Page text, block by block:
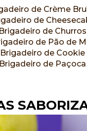
de Crème
de
Brigadeiro de Churros
de Pão de
Brigadeiro de Cookie
Brigadeiro de Paçoca